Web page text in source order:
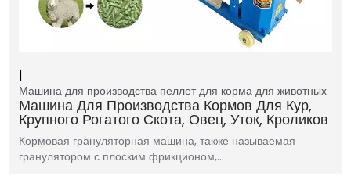
Машина для производства пеллет для корма для животных
Машина Для Производства Кормов Для Кур,
Крупного Рогатого Скота, Овец, Уток, Кроликов
Кормовая грануляторная машина, также называемая
гранулятором с плоским фрикционом,…